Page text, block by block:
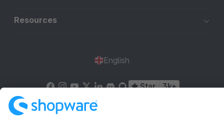
Resources
English
Star 3k+